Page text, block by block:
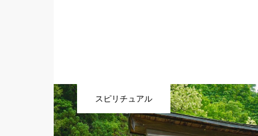
スピリチュアル